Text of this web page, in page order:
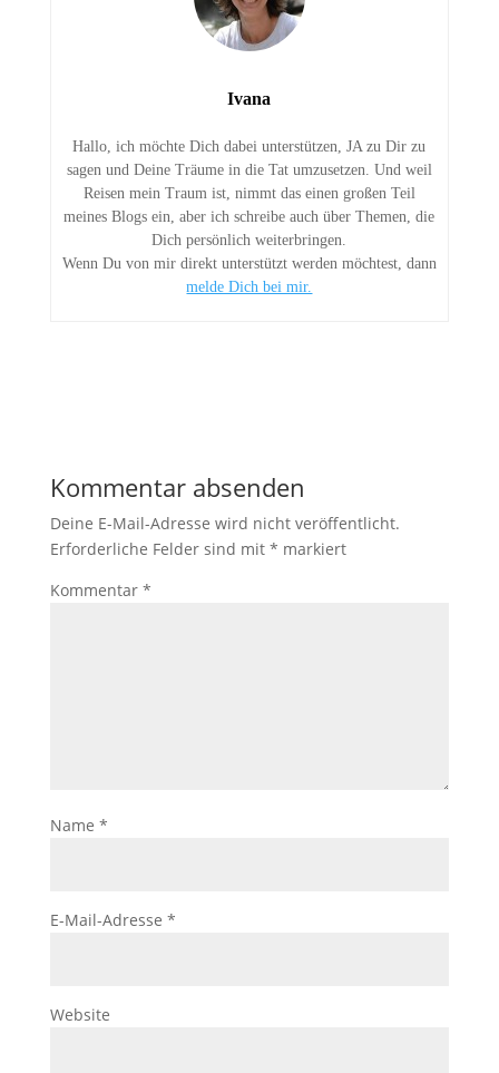
Ivana
Hallo, ich möchte Dich dabei unterstützen, JA zu Dir zu
sagen und Deine Träume in die Tat umzusetzen. Und weil
Reisen mein Traum ist, nimmt das einen großen Teil
meines Blogs ein, aber ich schreibe auch über Themen, die
Dich persönlich weiterbringen.
Wenn Du von mir direkt unterstützt werden möchtest, dann
melde Dich bei mir.
Kommentar absenden
Deine E-Mail-Adresse wird nicht veröffentlicht.
Erforderliche Felder sind mit * markiert
Kommentar *
Name *
E-Mail-Adresse *
Website